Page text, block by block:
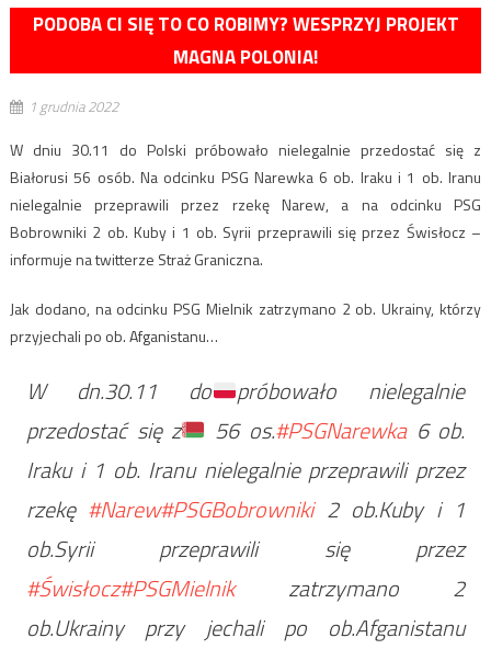
PODOBA CI SIĘ TO CO ROBIMY? WESPRZYJ PROJEKT
MAGNA POLONIA!
1 grudnia 2022
W dniu 30.11 do Polski próbowało nielegalnie przedostać się z
Białorusi 56 osób. Na odcinku PSG Narewka 6 ob. Iraku i 1 ob. Iranu
nielegalnie przeprawili przez rzekę Narew, a na odcinku PSG
Bobrowniki 2 ob. Kuby i 1 ob. Syrii przeprawili się przez Świsłocz –
informuje na twitterze Straż Graniczna.
Jak dodano, na odcinku PSG Mielnik zatrzymano 2 ob. Ukrainy, którzy
przyjechali po ob. Afganistanu…
W dn.30.11 do
próbowało nielegalnie
przedostać się z
56 os.#PSGNarewka6 ob.
Iraku i 1 ob. Iranu nielegalnie przeprawili przez
rzekę #Narew#PSGBobrowniki2 ob.Kuby i 1
ob.Syrii przeprawili się przez
#Świsłocz#PSGMielnikzatrzymano 2
ob.Ukrainy przy jechali po ob.Afganistanu